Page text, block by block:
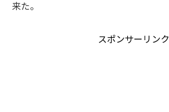
来た。
スポンサーリンク